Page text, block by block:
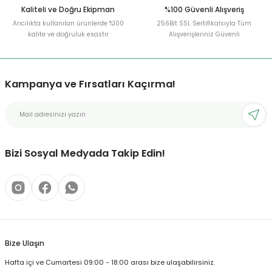
Kaliteli ve Doğru Ekipman
Arıcılıkta kullanılan ürünlerde %100
kalite ve doğruluk esastır
%100 Güvenli Alışveriş
256Bit SSL Sertifikalsıyla Tüm
Alışverişleriniz Güvenli
Kampanya ve Fırsatları Kaçırma!
Bizi Sosyal Medyada Takip Edin!
Bize Ulaşın
Hafta içi ve Cumartesi 09:00 - 18:00 arası bize ulaşabilirsiniz.